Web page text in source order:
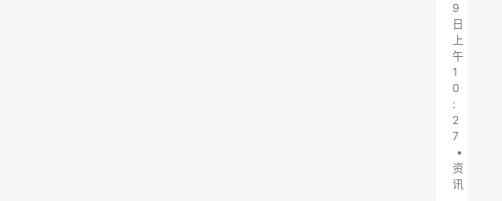
9
日
上
午
1
0
:
2
7
•
资
讯